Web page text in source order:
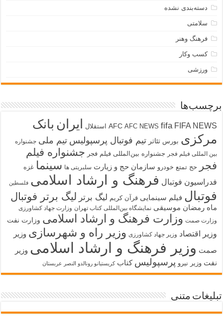
دسته‌بندی نشده
سلامتی
فرهنگ وهنر
کسب وکار
ورزشی
برچسب‌ها
AFC AFC NEWS fifa FIFA NEWS استقلال ایران بانک
مرکزی بورس تئاتر تیم فوتبال پرسپولیس تیم ملی جشنواره
بین المللی فیلم فجر جشنواره بین‌المللی فیلم فجر جشنواره فیلم
فجر
حج تمتع خودرو سازمان حج و زیارت سلبریتی ها سینما غزه
فدراسیون فوتبال فرهنگ و ارشاد اسلامی فلسطین
فوتبال فیلم سینمایی قرآن کریم لیگ برتر لیگ برتر فوتبال
ماه رمضان موسیقی نمایشگاه بین‌المللی کتاب تهران وزارت جهاد کشاورزی
وزارت صمت وزارت فرهنگ و ارشاد اسلامی وزارت نفت
وزیر اقتصاد وزیر جهاد کشاورزی وزیر راه و شهرسازی وزیر
صمت وزیر فرهنگ و ارشاد اسلامی وزیر
نفت وزیر نیرو پرسپولیس کتاب کریستیانو رونالدو النصر عربستان
تبلیغات متنی